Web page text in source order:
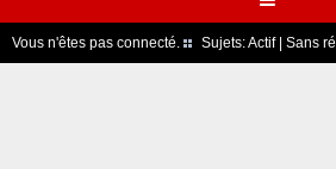
Vous n'êtes pas connecté. Sujets:Actif| Sans